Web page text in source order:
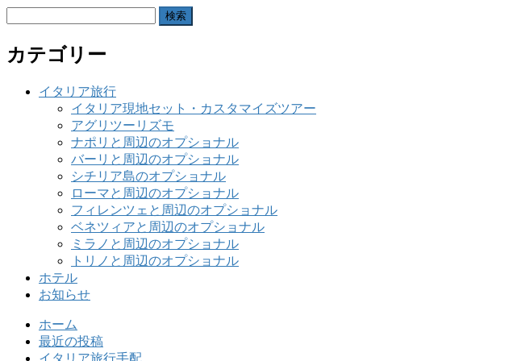
カテゴリー
イタリア旅行
イタリア現地セット・カスタマイズツアー
アグリツーリズモ
ナポリと周辺のオプショナル
バーリと周辺のオプショナル
シチリア島のオプショナル
ローマと周辺のオプショナル
フィレンツェと周辺のオプショナル
ベネツィアと周辺のオプショナル
ミラノと周辺のオプショナル
トリノと周辺のオプショナル
ホテル
お知らせ
ホーム
最近の投稿
イタリア旅行手配